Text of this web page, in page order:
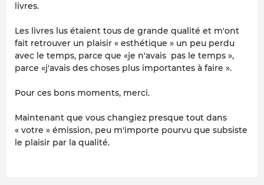
livres.
Les livres lus étaient tous de grande qualité et m'ont
fait retrouver un plaisir « esthétique » un peu perdu
avec le temps, parce que «je n'avais pas le temps »,
parce «j'avais des choses plus importantes à faire ».
Pour ces bons moments, merci.
Maintenant que vous changiez presque tout dans
« votre » émission, peu m'importe pourvu que subsiste
le plaisir par la qualité.